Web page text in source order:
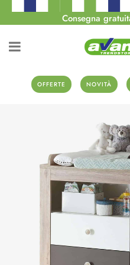
Consegna
OFFERTE NOVITÀ